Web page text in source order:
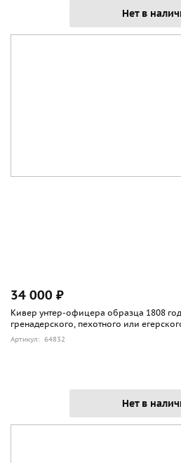
Нет в
34 000 ₽
Кивер унтер-офицера образца 1808
гренадерского, пехотного или
Артикул: 64832
Нет в